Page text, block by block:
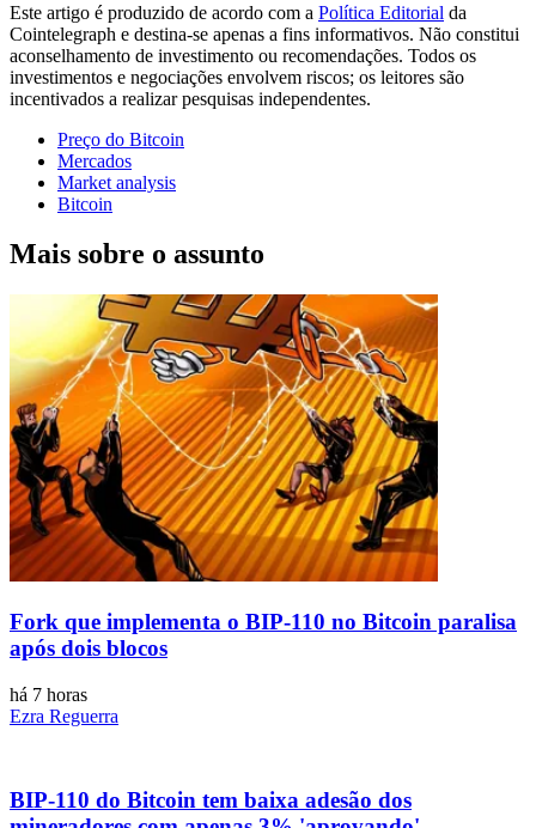
Este artigo é produzido de acordo com a Política Editorial da
Cointelegraph e destina-se apenas a fins informativos. Não constitui
aconselhamento de investimento ou recomendações. Todos os
investimentos e negociações envolvem riscos; os leitores são
incentivados a realizar pesquisas independentes.
Preço do Bitcoin
Mercados
Market analysis
Bitcoin
Mais sobre o assunto
Fork que implementa o BIP-110 no Bitcoin paralisa
após dois blocos
há 7 horas
Ezra Reguerra
BIP-110 do Bitcoin tem baixa adesão dos